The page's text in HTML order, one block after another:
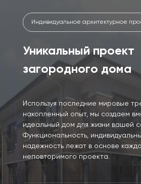
Индивидуальное архитектурное
Уникальный проект
загородного дома
Используя последние мировые
накопленный опыт, мы создаем
идеальный дом для жизни вашей
Функциональность,
надежность лежат в основе
неповторимого проекта.